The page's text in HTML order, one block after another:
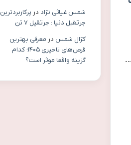
شمس غیاثی نژاد در پرکاربردترین
جرثقیل دنیا : جرثقیل ۷ تن
کژال شمس در معرفی بهترین
قرص‌های تاخیری ۱۴۰۵؛ کدام
گزینه واقعا موثر است؟